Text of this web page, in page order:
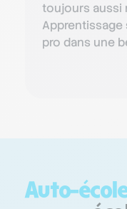
toujours aussi
Apprentissage
pro dans une
Auto-